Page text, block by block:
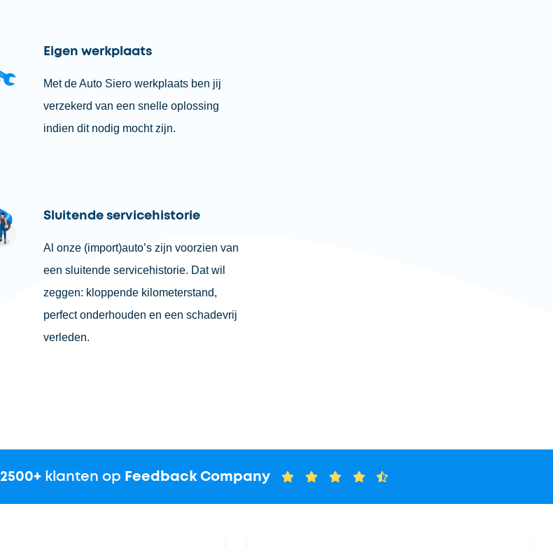
Eigen werkplaats
Met de Auto Siero werkplaats ben jij
verzekerd van een snelle oplossing
indien dit nodig mocht zijn.
Sluitende servicehistorie
Al onze (import)auto’s zijn voorzien van
een sluitende servicehistorie. Dat wil
zeggen: kloppende kilometerstand,
perfect onderhouden en een schadevrij
verleden.
2500+klanten op Feedback Company